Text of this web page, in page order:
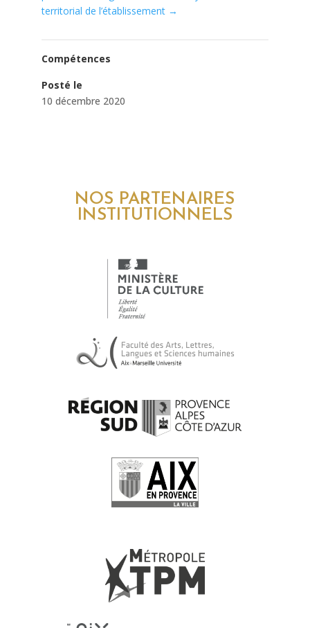
territorial de l’établissement →
Compétences
Posté le
10 décembre 2020
NOS PARTENAIRES
INSTITUTIONNELS